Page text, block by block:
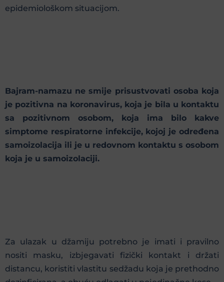
epidemiološkom situacijom.
Bajram-namazu ne smije prisustvovati osoba koja
je pozitivna na koronavirus, koja je bila u kontaktu
sa pozitivnom osobom, koja ima bilo kakve
simptome respiratorne infekcije, kojoj je određena
samoizolacija ili je u redovnom kontaktu s osobom
koja je u samoizolaciji.
Za ulazak u džamiju potrebno je imati i pravilno
nositi masku, izbjegavati fizički kontakt i držati
distancu, koristiti vlastitu sedžadu koja je prethodno